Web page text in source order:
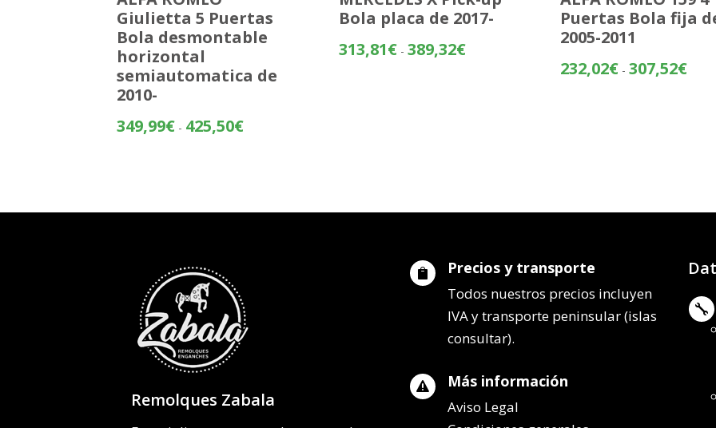
Giulietta 5 Puertas
Bola desmontable
horizontal
semiautomatica de
2010-
349,99€ - 425,50€Rango
hasta
Bola placa de 2017-
313,81€ - 389,32€Rango
Puertas Bola fija
2005-2011
232,02€ - 307,52€
Remolques Zabala
 Precios y transporte
Todos nuestros precios incluyen
IVA y transporte peninsular (islas
consultar).
 Más información
Aviso Legal
